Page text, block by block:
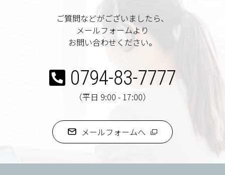
ご質問などがございましたら、
メールフォームより
お問い合わせください。
0794-83-7777
（平日 9:00 - 17:00）
メールフォームへ